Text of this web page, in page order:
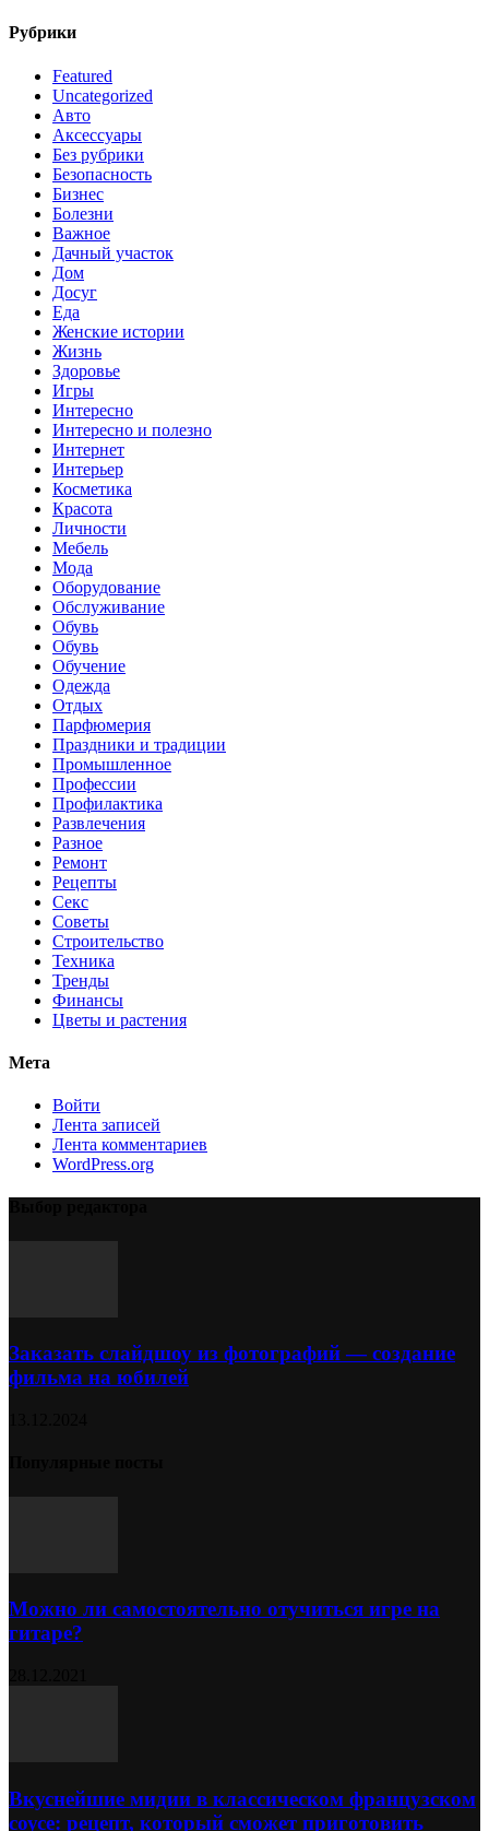
Рубрики
Featured
Uncategorized
Авто
Аксессуары
Без рубрики
Безопасность
Бизнес
Болезни
Важное
Дачный участок
Дом
Досуг
Еда
Женские истории
Жизнь
Здоровье
Игры
Интересно
Интересно и полезно
Интернет
Интерьер
Косметика
Красота
Личности
Мебель
Мода
Оборудование
Обслуживание
Обувь
Обувь
Обучение
Одежда
Отдых
Парфюмерия
Праздники и традиции
Промышленное
Профессии
Профилактика
Развлечения
Разное
Ремонт
Рецепты
Секс
Советы
Строительство
Техника
Тренды
Финансы
Цветы и растения
Мета
Войти
Лента записей
Лента комментариев
WordPress.org
Заказать слайдшоу из фотографий — создание
фильма на юбилей
Можно ли самостоятельно отучиться игре на
гитаре?
Вкуснейшие мидии в классическом французском
соусе: рецепт, который сможет приготовить